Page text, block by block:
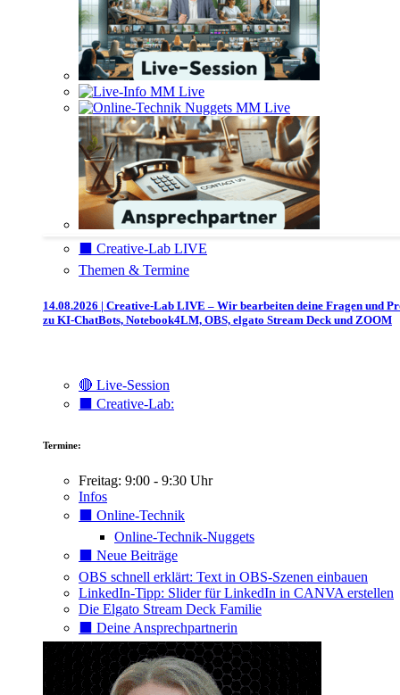
⬛️ Creative-Lab LIVE
Themen & Termine
14.08.2026 | Creative-Lab LIVE – Wir bearbeiten deine Fragen und
zu KI-ChatBots, Notebook4LM, OBS, elgato Stream Deck und ZOOM
🔴 Live-Session
⬛️ Creative-Lab:
Termine:
Freitag: 9:00 - 9:30 Uhr
Infos
⬛️ Online-Technik
Online-Technik-Nuggets
⬛️ Neue Beiträge
OBS schnell erklärt: Text in OBS-Szenen einbauen
LinkedIn-Tipp: Slider für LinkedIn in CANVA erstellen
Die Elgato Stream Deck Familie
⬛️ Deine Ansprechpartnerin